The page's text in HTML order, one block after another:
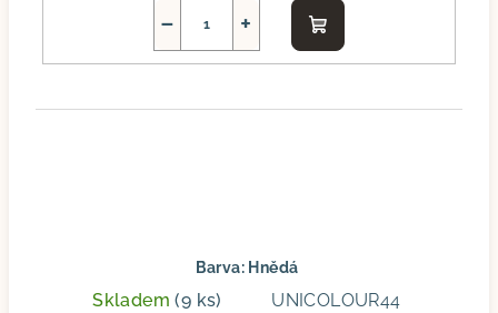
+
−
Do
košíku
Barva: Hnědá
Skladem(9 ks) UNICOLOUR44